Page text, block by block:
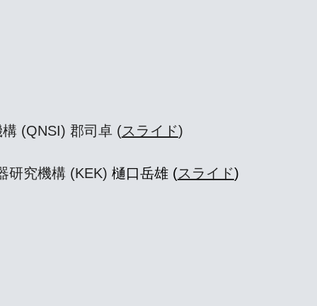
(QNSI) 郡司卓 (スライド)
研究機構 (KEK) 樋口岳雄 (スライド)